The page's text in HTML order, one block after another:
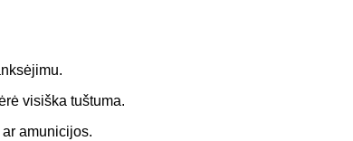
visiška tuštuma.
amunicijos.